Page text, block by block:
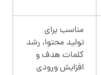
مناسب برای
تولید محتوا، رشد
کلمات هدف و
افزایش ورودی